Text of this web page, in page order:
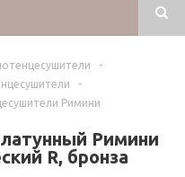
-
-
Римини
Римини
R, бронза